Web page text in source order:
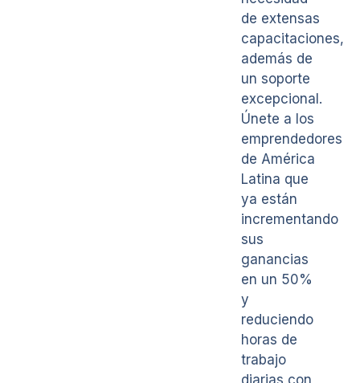
de extensas
capacitaciones,
además de
un soporte
excepcional.
Únete a los
emprendedores
de América
Latina que
ya están
incrementando
sus
ganancias
en un 50%
y
reduciendo
horas de
trabajo